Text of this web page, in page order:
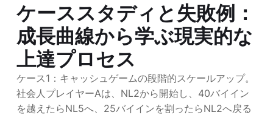
ケーススタディと失敗例：
成長曲線から学ぶ現実的な
上達プロセス
ケース1：キャッシュゲームの段階的スケールアップ。
社会人プレイヤーAは、NL2から開始し、40バイイン
を越えたらNL5へ、25バイインを割ったらNL2へ戻る